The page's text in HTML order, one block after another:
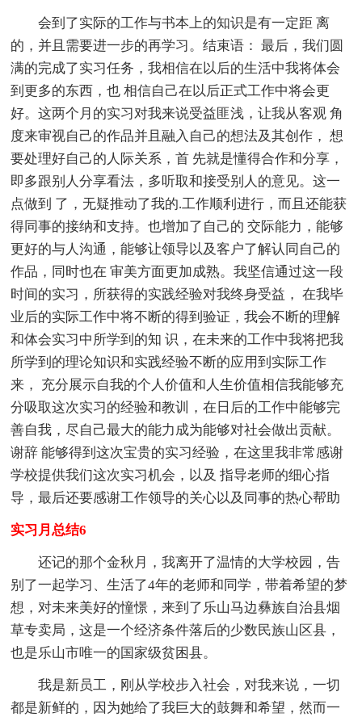
会到了实际的工作与书本上的知识是有一定距 离
的，并且需要进一步的再学习。结束语： 最后，我们圆
满的完成了实习任务，我相信在以后的生活中我将体会
到更多的东西，也 相信自己在以后正式工作中将会更
好。这两个月的实习对我来说受益匪浅，让我从客观 角
度来审视自己的作品并且融入自己的想法及其创作， 想
要处理好自己的人际关系，首 先就是懂得合作和分享，
即多跟别人分享看法，多听取和接受别人的意见。这一
点做到 了，无疑推动了我的.工作顺利进行，而且还能获
得同事的接纳和支持。也增加了自己的 交际能力，能够
更好的与人沟通，能够让领导以及客户了解认同自己的
作品，同时也在 审美方面更加成熟。我坚信通过这一段
时间的实习，所获得的实践经验对我终身受益， 在我毕
业后的实际工作中将不断的得到验证，我会不断的理解
和体会实习中所学到的知 识，在未来的工作中我将把我
所学到的理论知识和实践经验不断的应用到实际工作
来， 充分展示自我的个人价值和人生价值相信我能够充
分吸取这次实习的经验和教训，在日后的工作中能够完
善自我，尽自己最大的能力成为能够对社会做出贡献。
谢辞 能够得到这次宝贵的实习经验，在这里我非常感谢
学校提供我们这次实习机会，以及 指导老师的细心指
导，最后还要感谢工作领导的关心以及同事的热心帮助
实习月总结6
还记的那个金秋月，我离开了温情的大学校园，告
别了一起学习、生活了4年的老师和同学，带着希望的梦
想，对未来美好的憧憬，来到了乐山马边彝族自治县烟
草专卖局，这是一个经济条件落后的少数民族山区县，
也是乐山市唯一的国家级贫困县。
我是新员工，刚从学校步入社会，对我来说，一切
都是新鲜的，因为她给了我巨大的鼓舞和希望，然而一